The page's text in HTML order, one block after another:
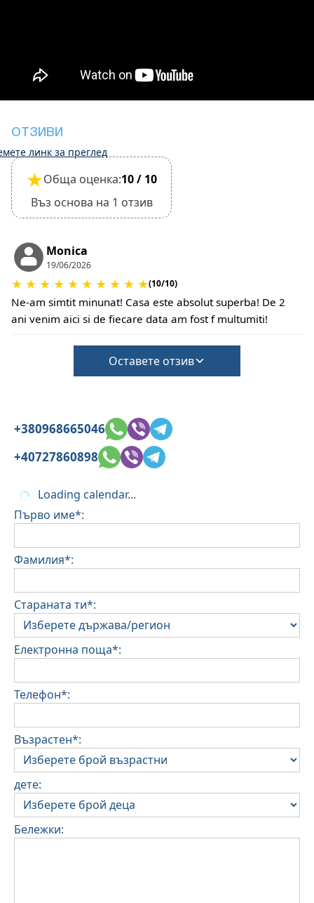
завършено само след проверка на общото
малки домашни любимци и трябва да бъде
(Ще се изискват допълнителни такси за
почистване на домашни любимци и депозит за
щети)
ОТЗИВИ
линк за преглед
★Обща оценка:10 / 10
Въз основа на 1 отзив
Monica
19/06/2026
★ ★ ★ ★ ★ ★ ★ ★ ★ ★(10/10)
Ne-am simtit minunat! Casa este absolut superba! De 2
ani venim aici si de fiecare data am fost f multumiti!
Оставете отзив
+380968665046
+40727860898
Loading calendar...
Първо име*:
Фамилия*:
Стараната ти*:
Електронна поща*:
Телефон*:
Възрастен*:
дете:
Бележки: